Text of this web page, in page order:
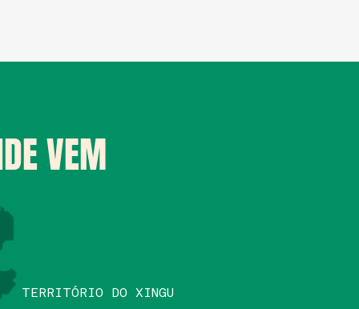
VEM
TERRITÓRIO DO XINGU